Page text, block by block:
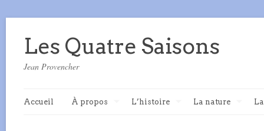
Les Quatre Saisons
Jean Provencher
Accueil À propos L’histoire La nature